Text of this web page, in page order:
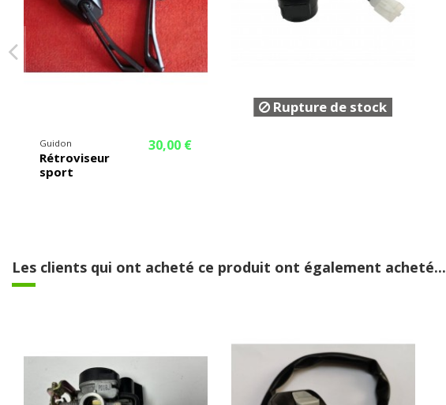
Guidon
Rétroviseur
sport
30,00 €
Rupture de stock
Les clients qui ont acheté ce produit ont également acheté...